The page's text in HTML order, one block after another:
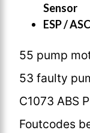
Sensor
ESP /
55 pump
53 faulty
C1073 ABS
Foutcodes